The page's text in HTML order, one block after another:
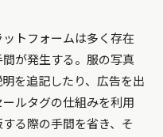
トフォームは多く存在
が発生する。服の写真
を追記したり、広告を出
ルタグの仕組みを利用
る際の手間を省き、そ